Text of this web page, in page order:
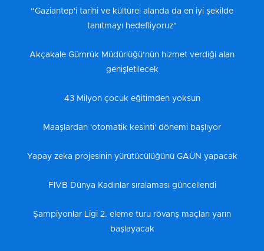
“Gaziantep'i tarihi ve kültürel alanda da en iyi şekilde
tanıtmayı hedefliyoruz"
Akçakale Gümrük Müdürlüğü’nün hizmet verdiği alan
genişletilecek
43 Milyon çocuk eğitimden yoksun
Maaşlardan 'otomatik kesinti' dönemi başlıyor
Yapay zeka projesinin yürütücülüğünü GAÜN yapacak
FIVB Dünya Kadınlar sıralaması güncellendi
Şampiyonlar Ligi 2. eleme turu rövanş maçları yarın
başlayacak